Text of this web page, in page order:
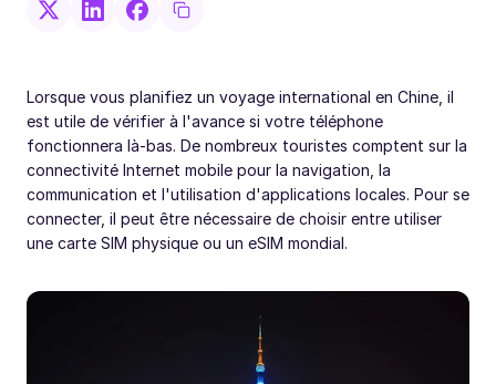
Lorsque vous planifiez un voyage international en Chine, il
est utile de vérifier à l'avance si votre téléphone
fonctionnera là-bas. De nombreux touristes comptent sur la
connectivité Internet mobile pour la navigation, la
communication et l'utilisation d'applications locales. Pour se
connecter, il peut être nécessaire de choisir entre utiliser
une carte SIM physique ou un eSIM mondial.